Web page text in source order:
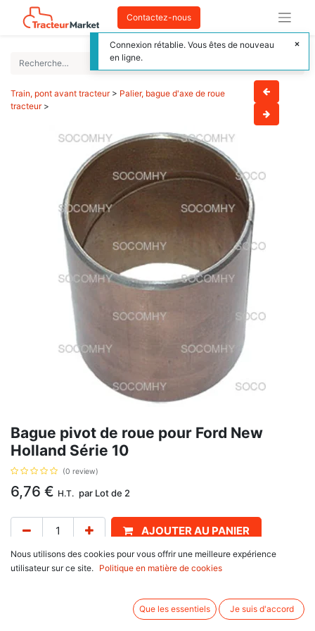
Contactez-nous
Train, pont avant tracteur> Palier, bague d'axe de roue
tracteur>
Bague pivot de roue pour Ford New
Holland Série 10
(0 review)
6,76 € H.T. par Lot de 2
AJOUTER AU PANIER
Délai de livraison : 1 semaine
: 81802792, C5NN3109A, se monte sur Ford New Holland
Nous utilisons des cookies pour vous offrir une meilleure expérience
utilisateur sur ce site.
Politique en matière de cookies
Que les essentiels Je suis d'accord
Connexion rétablie. Vous êtes de nouveau
en ligne.